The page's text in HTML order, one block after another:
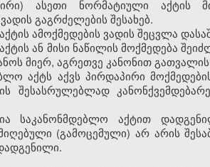
პირი) ასეთი ნორმატიული აქტის
გაგრძელების შესახებ.
ამოქმედების ვადის შეცვლა
ან მისი ნაწილის მოქმედება
მიერ, აგრეთვე კანონით
აქტს აქვს პირდაპირი
შესასრულებლად
საკანონმდებლო აქტით
(გამოცემული) არ არის